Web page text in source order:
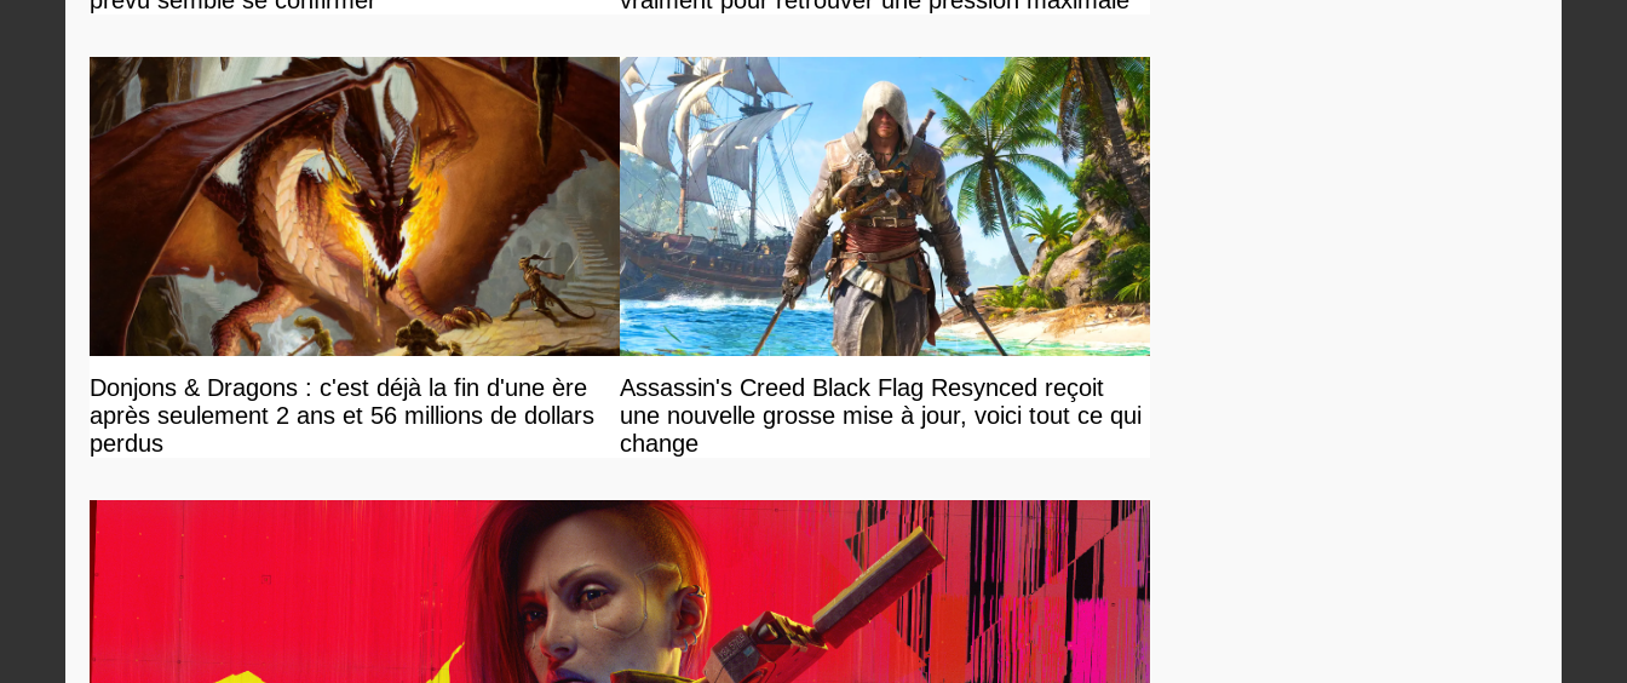
Donjons & Dragons : c'est déjà la fin d'une ère
après seulement 2 ans et 56 millions de dollars
perdus
Assassin's Creed Black Flag Resynced reçoit
une nouvelle grosse mise à jour, voici tout ce qui
change